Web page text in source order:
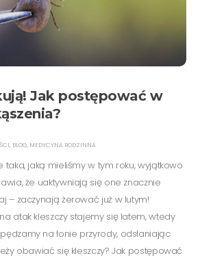
Jak postępować w
, BLOG, MEDYCYNA RODZINNA
taka, jaką mieliśmy w tym roku, wyjątkowo
że uaktywniają się one znacznie
– zaczynają żerować już w lutym!
atak kleszczy stajemy się latem, wtedy
na łonie przyrody, odsłaniając
obawiać się kleszczy? Jak postępować